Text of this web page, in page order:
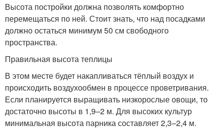
Высота постройки должна позволять комфортно
перемещаться по ней. Стоит знать, что над посадками
должно остаться минимум 50 см свободного
пространства.
Правильная высота теплицы
В этом месте будет накапливаться тёплый воздух и
происходить воздухообмен в процессе проветривания.
Если планируется выращивать низкорослые овощи, то
достаточно высоты в 1,9–2 м. Для высоких культур
минимальная высота парника составляет 2,3–2,4 м.